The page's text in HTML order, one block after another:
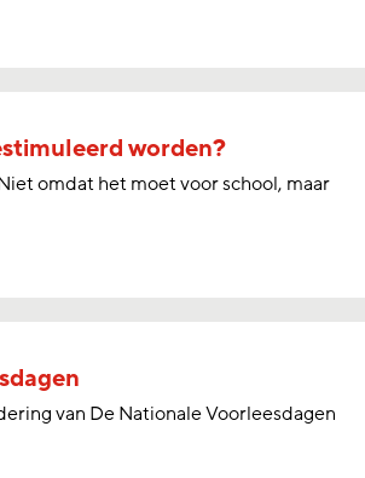
worden?
omdat het moet voor school, maar
van De Nationale Voorleesdagen